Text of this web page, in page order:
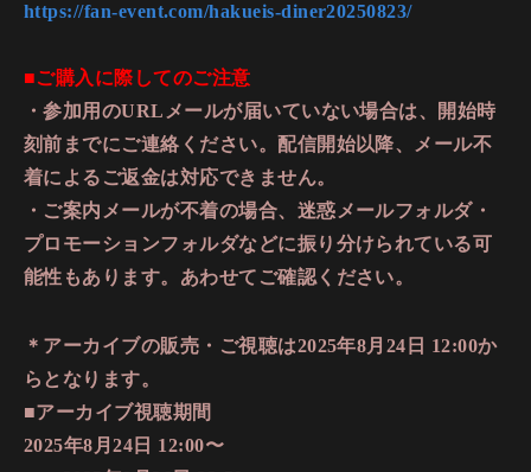
https://fan-event.com/hakueis-diner20250823/
■ご購入に際してのご注意
・参加用のURLメールが届いていない場合は、開始時
刻前までにご連絡ください。配信開始以降、メール不
着によるご返金は対応できません。
・ご案内メールが不着の場合、迷惑メールフォルダ・
プロモーションフォルダなどに振り分けられている可
能性もあります。あわせてご確認ください。
＊アーカイブの販売・ご視聴は2025年8月24日 12:00か
らとなります。
■アーカイブ視聴期間
2025年8月24日 12:00〜